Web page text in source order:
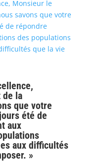
de la
que votre
été de
aux
aux difficultés
»